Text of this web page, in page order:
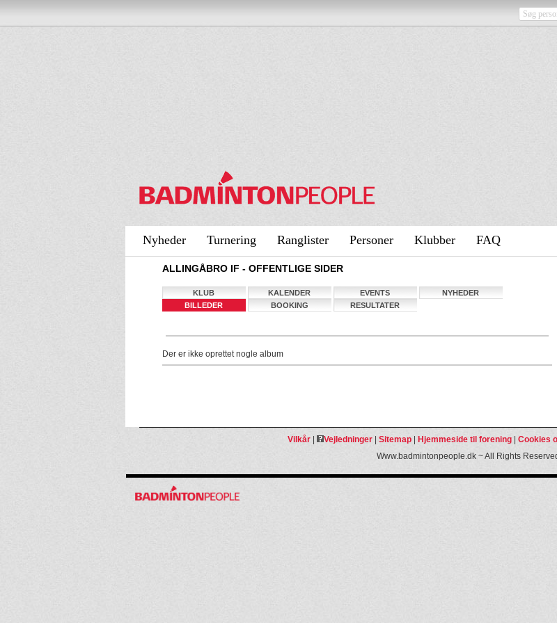
Nyheder Turnering Ranglister Personer Klubber FAQ
ALLINGÅBRO IF - OFFENTLIGE SIDER
KLUB KALENDER EVENTS
NYHEDER
BILLEDER
BOOKING RESULTATER
Der er ikke oprettet nogle album
Vilkår Vejledninger Sitemap Hjemmeside til forening Cookies
Www.badmintonpeople.dk ~ All Rights